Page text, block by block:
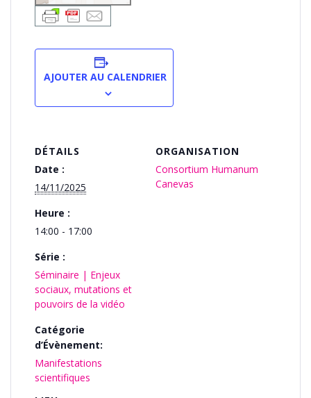
AJOUTER AU CALENDRIER
DÉTAILS
Date :
14/11/2025
Heure :
14:00 - 17:00
Série :
Séminaire | Enjeux
sociaux, mutations et
pouvoirs de la vidéo
Catégorie
d’Évènement:
Manifestations
scientifiques
ORGANISATION
Consortium Humanum
Canevas